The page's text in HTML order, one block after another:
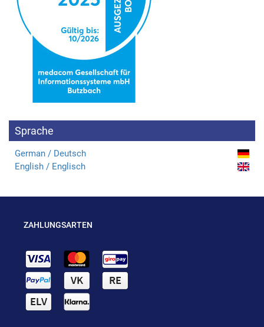
Sprache
German / Deutsch
English / Englisch
ZAHLUNGSARTEN